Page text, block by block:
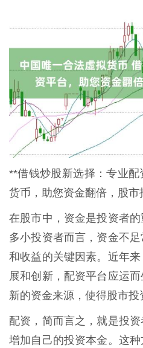
**借钱炒股新选择：专业
货币，助您资金翻倍，股
在股市中，资金是投资者
多小投资者而言，资金不
和收益的关键因素。近年
展和创新，配资平台应运
新的资金来源，使得股市投
配资，简而言之，就是投
增加自己的投资本金。这